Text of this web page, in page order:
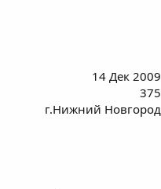
14 Дек 2009
375
г.Нижний Новгород